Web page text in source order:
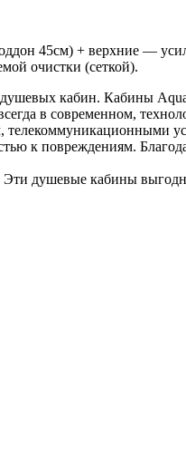
45см) + верхние —
очистки (сеткой).
кабин. Кабины
в современном,
телекоммуникационными
к повреждениям.
Эти душевые кабины